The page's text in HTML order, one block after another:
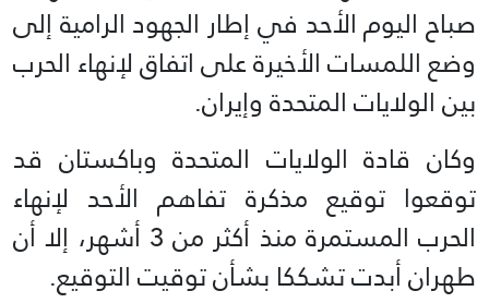
صباح اليوم الأحد في إطار الجهود الرامية إلى
وضع اللمسات الأخيرة على اتفاق لإنهاء الحرب
بين الولايات المتحدة وإيران.
وكان قادة الولايات المتحدة وباكستان قد
توقعوا توقيع مذكرة تفاهم الأحد لإنهاء
الحرب المستمرة منذ أكثر من 3 أشهر، إلا أن
طهران أبدت تشككا بشأن توقيت التوقيع.